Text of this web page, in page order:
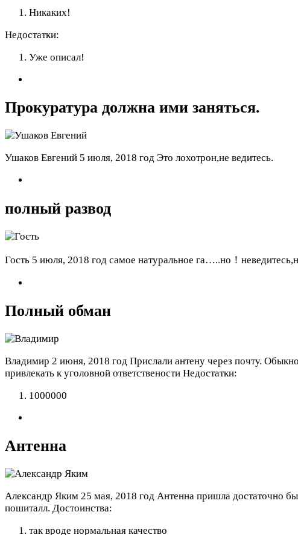
Никаких!
Недостатки:
Уже описал!
Прокуратура должна ими заняться.
Ушаков Евгений 5 июля, 2018 год Это лохотрон,не ведитесь.
полный развод
Гость 5 июля, 2018 год самое натуральное га…..но！
Полный обман
Владимир 2 июня, 2018 год Прислали антену через почту.
привлекать к уголовной ответствености Недостатки:
1000000
Антенна
Александр Яким 25 мая, 2018 год Антенна пришла достаточно
пошиталл. Достоинства:
так вроде нормальная качество